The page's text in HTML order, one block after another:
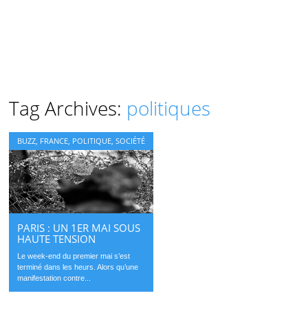
Tag Archives: politiques
BUZZ FRANCE POLITIQUE ,SOCIÉTÉ
PARIS : UN 1ER MAI SOUS
HAUTE TENSION
Le week-end du premier mai s’est
terminé dans les heurs. Alors qu’une
manifestation contre...